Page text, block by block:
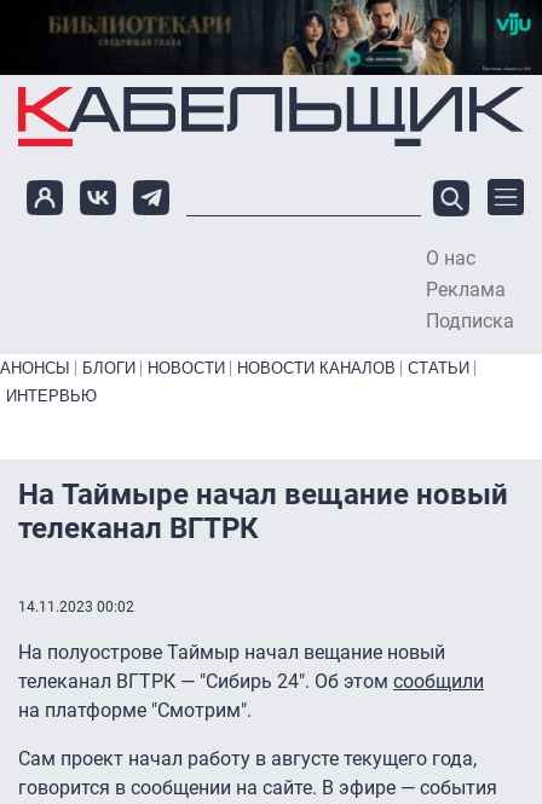
Перейти к основному содержанию
О нас
Реклама
Подписка
Primary links bottom
АНОНСЫ БЛОГИ НОВОСТИ НОВОСТИ КАНАЛОВ
СТАТЬИ
ИНТЕРВЬЮ
На Таймыре начал вещание новый
телеканал ВГТРК
14.11.2023 00:02
На полуострове Таймыр начал вещание новый
телеканал ВГТРК — "Сибирь 24″. Об этом сообщили
на платформе "Смотрим".
Сам проект начал работу в августе текущего года,
говорится в сообщении на сайте. В эфире — события